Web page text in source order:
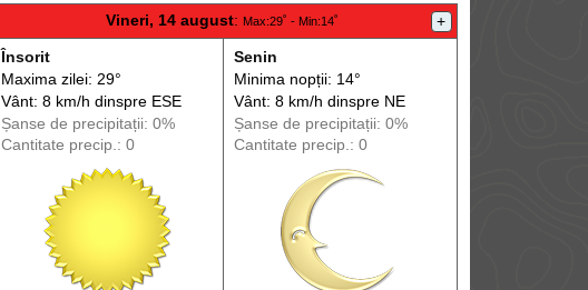
Vineri, 14 august: Max:29˚ - Min:14˚ +
Însorit
Maxima zilei: 29°
Vânt: 8 km/h dinspreESE
Șanse de precipitații: 0%
Cantitate precip.: 0
Senin
Minima nopții: 14°
Vânt: 8 km/h dinspreNE
Șanse de precipitații: 0%
Cantitate precip.: 0